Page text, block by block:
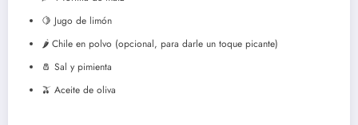
🍋 Jugo de limón
🌶️ Chile en polvo (opcional, para darle un toque picante)
🧂 Sal y pimienta
🫒 Aceite de oliva